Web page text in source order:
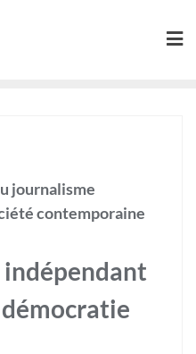
journalisme
contemporaine
indépendant